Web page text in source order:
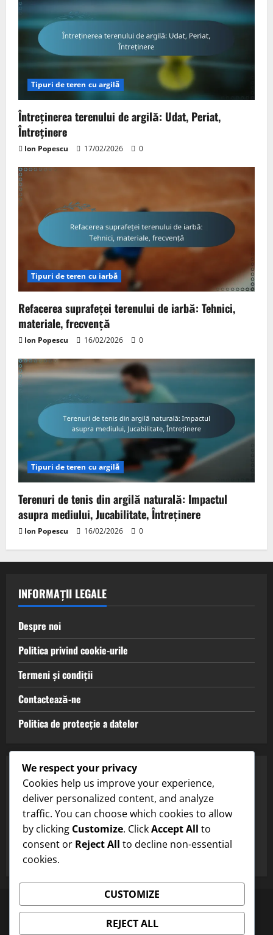
Tipuri de teren cu argilă
Întreținerea terenului de argilă: Udat, Periat,
Întreținere
Ion Popescu 17/02/2026 0
Tipuri de teren cu iarbă
Refacerea suprafeței terenului de iarbă: Tehnici,
materiale, frecvență
Ion Popescu 16/02/2026 0
Tipuri de teren cu argilă
Terenuri de tenis din argilă naturală: Impactul
asupra mediului, Jucabilitate, Întreținere
Ion Popescu 16/02/2026 0
INFORMAȚII LEGALE
Despre noi
Politica privind cookie-urile
Termeni și condiții
Contactează-ne
Politica de protecție a datelor
CATEGORII
Tipuri de teren cu argilă
Tipuri de teren cu iarbă
Tipuri de terenuri dure
Despre noi
Politica privind cookie-urile
Termeni și condiții
Contactează-ne
We respect your privacy
Cookies help us improve your experience,
deliver personalized content, and analyze
traffic. You can choose which cookies to allow
by clicking Customize. ClickAccept All to
consent or Reject All to decline non-essential
cookies.
CUSTOMIZE
REJECT ALL